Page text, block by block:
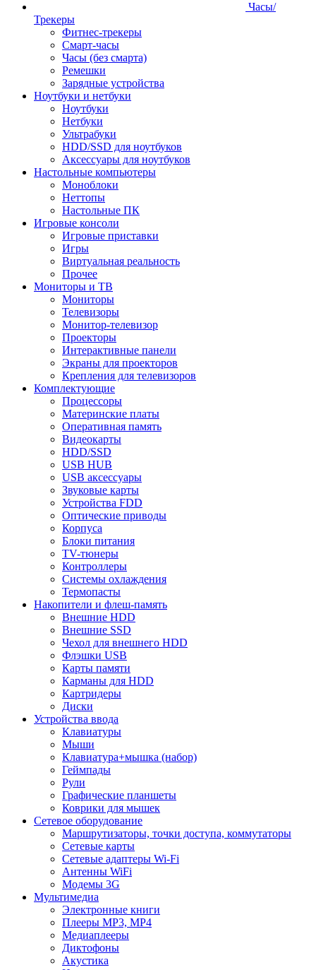
Часы/
Трекеры
Фитнес-трекеры
Смарт-часы
Часы (без смарта)
Ремешки
Зарядные устройства
Ноутбуки и нетбуки
Ноутбуки
Нетбуки
Ультрабуки
HDD/SSD для ноутбуков
Аксессуары для ноутбуков
Настольные компьютеры
Моноблоки
Неттопы
Настольные ПК
Игровые консоли
Игровые приставки
Игры
Виртуальная реальность
Прочее
Мониторы и ТВ
Мониторы
Телевизоры
Монитор-телевизор
Проекторы
Интерактивные панели
Экраны для проекторов
Крепления для телевизоров
Комплектующие
Процессоры
Материнские платы
Оперативная память
Видеокарты
HDD/SSD
USB HUB
USB аксессуары
Звуковые карты
Устройства FDD
Оптические приводы
Корпуса
Блоки питания
TV-тюнеры
Контроллеры
Системы охлаждения
Термопасты
Накопители и флеш-память
Внешние HDD
Внешние SSD
Чехол для внешнего HDD
Флэшки USB
Карты памяти
Карманы для HDD
Картридеры
Диски
Устройства ввода
Клавиатуры
Мыши
Клавиатура+мышка (набор)
Геймпады
Рули
Графические планшеты
Коврики для мышек
Сетевое оборудование
Маршрутизаторы, точки доступа, коммутаторы
Сетевые карты
Сетевые адаптеры Wi-Fi
Антенны WiFi
Модемы 3G
Мультимедиа
Электронные книги
Плееры MP3, MP4
Медиаплееры
Диктофоны
Акустика